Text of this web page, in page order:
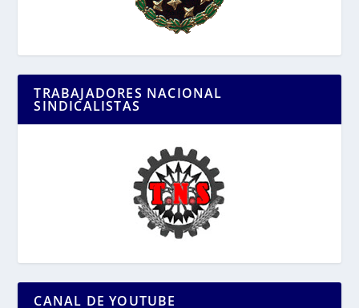
TRABAJADORES NACIONAL
SINDICALISTAS
CANAL DE YOUTUBE